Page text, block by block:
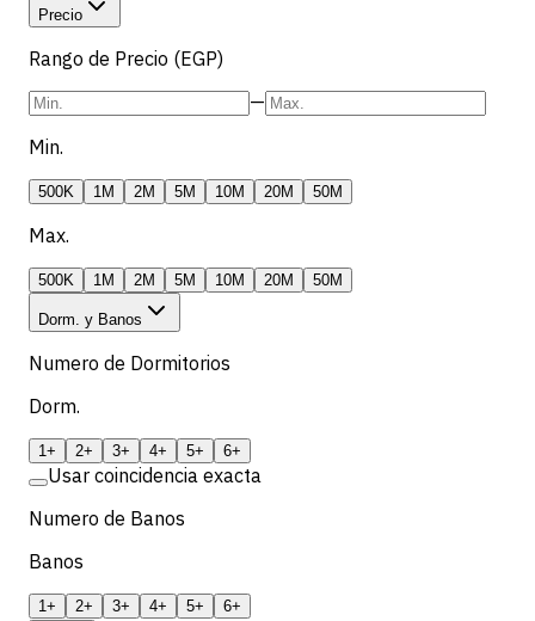
Precio
Rango de Precio (EGP)
—
Min.
500K 1M 2M 5M 10M 20M 50M
Max.
500K 1M 2M 5M 10M 20M 50M
Dorm. y Banos
Numero de Dormitorios
Dorm.
1+ 2+ 3+ 4+ 5+ 6+
Usar coincidencia exacta
Numero de Banos
Banos
1+ 2+ 3+ 4+ 5+
6+